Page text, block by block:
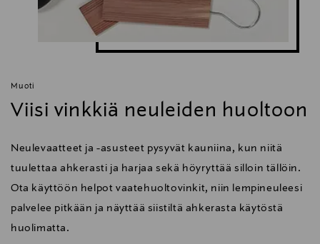
Muoti
Viisi vinkkiä neuleiden huoltoon
Neulevaatteet ja -asusteet pysyvät kauniina, kun niitä
tuulettaa ahkerasti ja harjaa sekä höyryttää silloin tällöin.
Ota käyttöön helpot vaatehuoltovinkit, niin lempineuleesi
palvelee pitkään ja näyttää siistiltä ahkerasta käytöstä
huolimatta.